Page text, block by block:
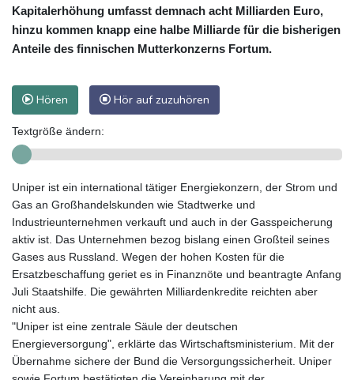
Kapitalerhöhung umfasst demnach acht Milliarden Euro,
hinzu kommen knapp eine halbe Milliarde für die bisherigen
Anteile des finnischen Mutterkonzerns Fortum.
Hören Hör auf zuzuhören
Textgröße ändern:
Uniper ist ein international tätiger Energiekonzern, der Strom und
Gas an Großhandelskunden wie Stadtwerke und
Industrieunternehmen verkauft und auch in der Gasspeicherung
aktiv ist. Das Unternehmen bezog bislang einen Großteil seines
Gases aus Russland. Wegen der hohen Kosten für die
Ersatzbeschaffung geriet es in Finanznöte und beantragte Anfang
Juli Staatshilfe. Die gewährten Milliardenkredite reichten aber
nicht aus.
"Uniper ist eine zentrale Säule der deutschen
Energieversorgung", erklärte das Wirtschaftsministerium. Mit der
Übernahme sichere der Bund die Versorgungssicherheit. Uniper